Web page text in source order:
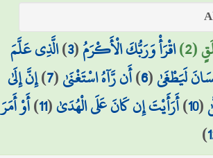
(2) اقْرَأْ وَرَبُّكَ الْأَكْرَمُ(
3
)الَّذِي عَلَّمَ
لَيَطْغَىٰ(
6
)أَن رَّآهُ اسْتَغْنَىٰ(
7
)إِنَّ إِلَىٰ
(
10
)أَرَأَيْتَ إِن كَانَ عَلَى الْهُدَىٰ(
11
)أَوْ أَمَرَ
)